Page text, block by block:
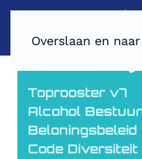
Overslaan en
Toprooster v7
Alcohol
Code